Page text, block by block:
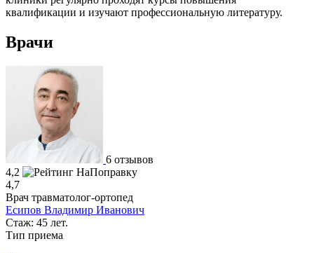
квалификации и изучают профессиональную литературу.
Врачи
6 отзывов
4,2
4,7
Врач травматолог-ортопед
Есипов Владимир Иванович
Стаж: 45 лет.
Тип приема